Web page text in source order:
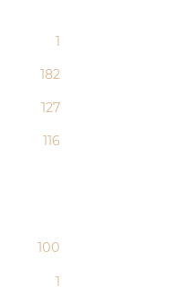
1
182
127
116
100
1